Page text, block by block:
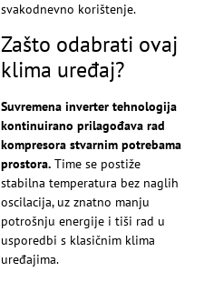
svakodnevno korištenje.
Zašto odabrati ovaj
klima uređaj?
Suvremena inverter tehnologija
kontinuirano prilagođava rad
kompresora stvarnim potrebama
prostora. Time se postiže
stabilna temperatura bez naglih
oscilacija, uz znatno manju
potrošnju energije i tiši rad u
usporedbi s klasičnim klima
uređajima.